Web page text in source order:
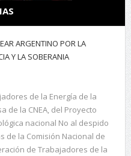
ARGENTINO POR LA
Y LA SOBERANIA
de la Energía de la
de la CNEA, del Proyecto
nacional No al despido
de la Comisión Nacional de
de Trabajadores de la